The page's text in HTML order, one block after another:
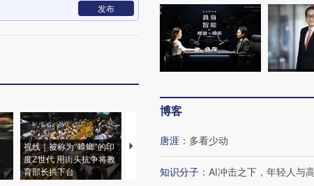
发布
视线｜被称为“蟑螂”的印
度Z世代 用街头抗争将教
育部长拱下台
视线｜“入侵”还是“人道危
机”？难民潮撕裂西班牙
飞地休达
128毫米 紧急转移近
4000人
博客
唐涯 ： 多看少动
知识分子 ： AI冲击之下，年轻人与